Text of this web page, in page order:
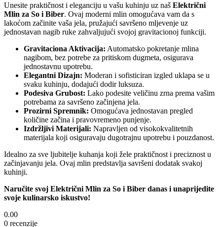
Unesite praktičnost i eleganciju u vašu kuhinju uz naš Električni
Mlin za So i Biber. Ovaj moderni mlin omogućava vam da s
lakoćom začinite vaša jela, pružajući savršeno mljevenje uz
jednostavan nagib ruke zahvaljujući svojoj gravitacionoj funkciji.
Gravitaciona Aktivacija: Automatsko pokretanje mlina
nagibom, bez potrebe za pritiskom dugmeta, osigurava
jednostavnu upotrebu.
Elegantni Dizajn: Moderan i sofisticiran izgled uklapa se u
svaku kuhinju, dodajući dodir luksuza.
Podesiva Grubost: Lako podesite veličinu zrna prema vašim
potrebama za savršeno začinjena jela.
Prozirni Spremnik: Omogućava jednostavan pregled
količine začina i pravovremeno punjenje.
Izdržljivi Materijali: Napravljen od visokokvalitetnih
materijala koji osiguravaju dugotrajnu upotrebu i pouzdanost.
Idealno za sve ljubitelje kuhanja koji žele praktičnost i preciznost u
začinjavanju jela. Ovaj mlin predstavlja savršeni dodatak svakoj
kuhinji.
Naručite svoj Električni Mlin za So i Biber danas i unaprijedite
svoje kulinarsko iskustvo!
0.00
0 recenzije